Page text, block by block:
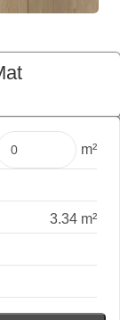
Pakket
m²
3.34 m²